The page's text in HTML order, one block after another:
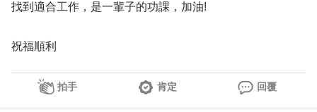
找到適合工作，是一輩子的功課，加油!
祝福順利
拍手 肯定 回覆